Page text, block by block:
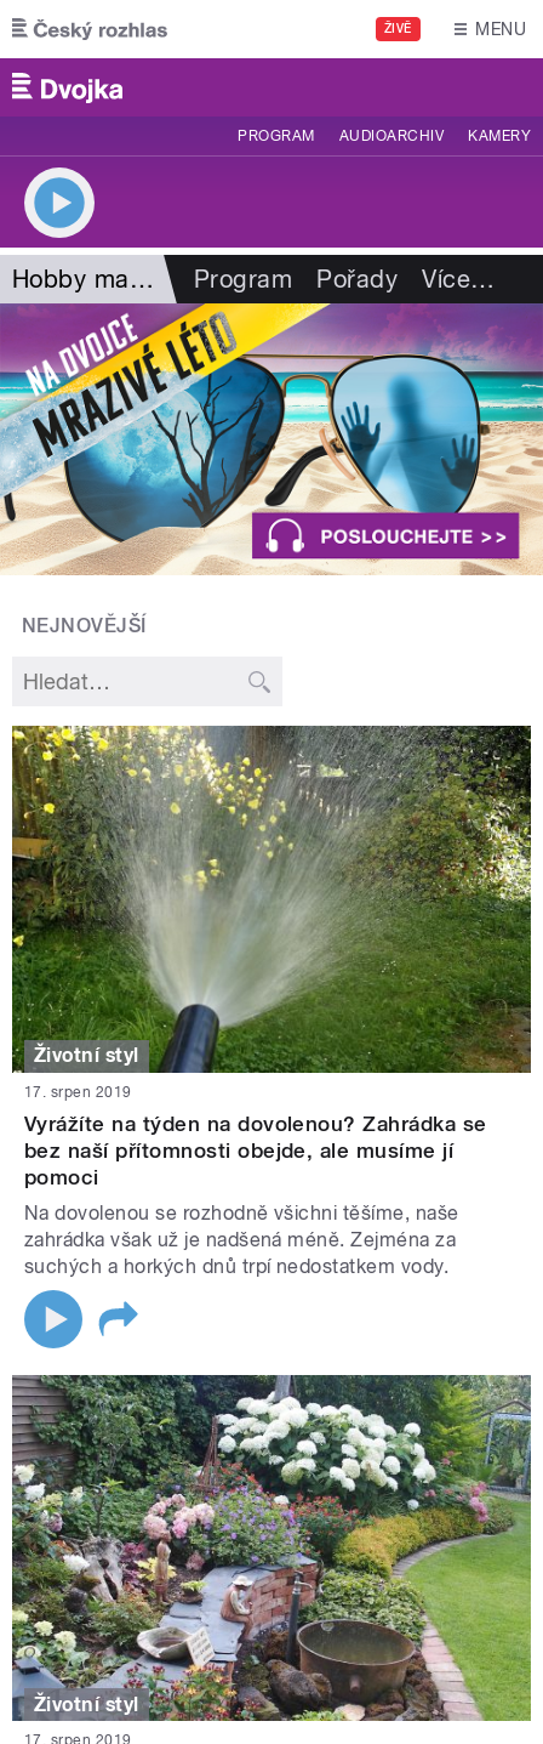
Přejít k hlavnímu obsahu
ŽIVĚ MENU
PROGRAM AUDIOARCHIV KAMERY
Hobby magazín Program Pořady Více…
NEJNOVĚJŠÍ
Životní styl
17. srpen 2019
Vyrážíte na týden na dovolenou? Zahrádka se
bez naší přítomnosti obejde, ale musíme jí
pomoci
Na dovolenou se rozhodně všichni těšíme, naše
zahrádka však už je nadšená méně. Zejména za
suchých a horkých dnů trpí nedostatkem vody.
Životní styl
17. srpen 2019